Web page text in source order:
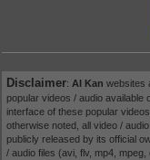
Disclaimer: AI Kan websites
popular videos / audio available
interface of these popular
otherwise noted, all video /
publicly released by its official
/ audio files (avi, flv, mp4,